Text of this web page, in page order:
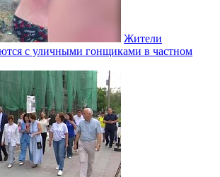
Жители
с уличными гонщиками в частном